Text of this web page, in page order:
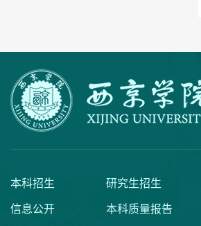
本科招生 研究生招生
信息公开 本科质量报告